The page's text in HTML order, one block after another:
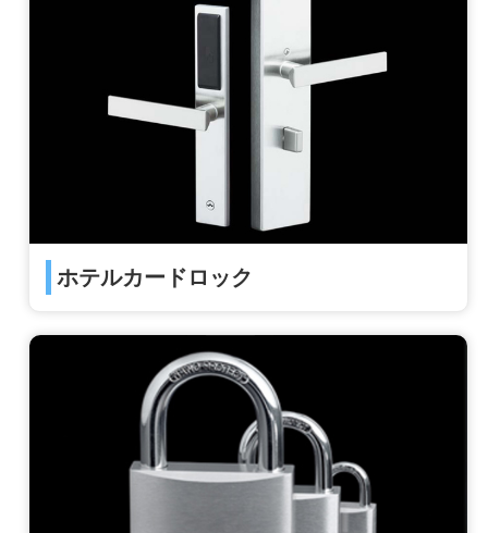
ホテルカードロック